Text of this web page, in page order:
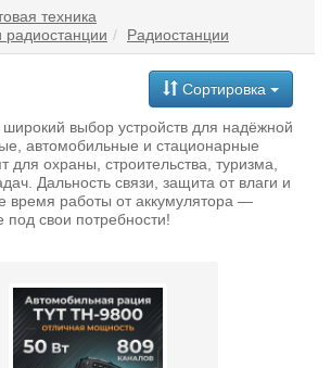
техника
Радиостанции
Сортировка
выбор устройств для надёжной
автомобильные и стационарные
для охраны, строительства, туризма,
Дальность связи, защита от влаги и
время работы от аккумулятора —
свои потребности!